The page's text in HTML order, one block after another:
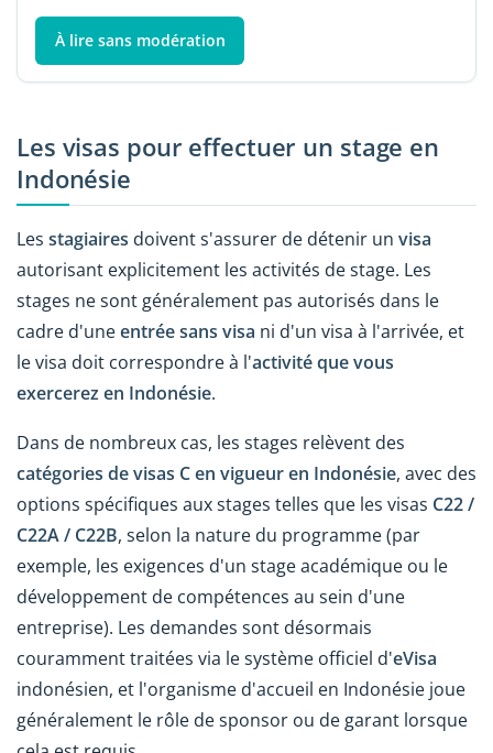
À lire sans modération
Les visas pour effectuer un stage en
Indonésie
Les stagiaires doivent s'assurer de détenir un visa
autorisant explicitement les activités de stage. Les
stages ne sont généralement pas autorisés dans le
cadre d'uneentrée sans visa ni d'un visa à l'arrivée, et
le visa doit correspondre à l'activité que vous
exercerez en Indonésie.
Dans de nombreux cas, les stages relèvent des
catégories de visas C en vigueur en Indonésie, avec des
options spécifiques aux stages telles que les visas C22 /
C22A / C22B, selon la nature du programme (par
exemple, les exigences d'un stage académique ou le
développement de compétences au sein d'une
entreprise). Les demandes sont désormais
couramment traitées via le système officiel d'eVisa
indonésien, et l'organisme d'accueil en Indonésie joue
généralement le rôle de sponsor ou de garant lorsque